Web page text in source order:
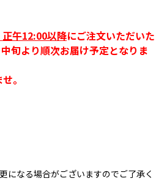
午12:00以降にご注文いただいた
旬より順次お届け予定となりま
。
になる場合がございますのでご了承く